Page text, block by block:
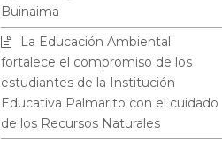
Buinaima
La Educación Ambiental
fortalece el compromiso de los
estudiantes de la Institución
Educativa Palmarito con el cuidado
de los Recursos Naturales